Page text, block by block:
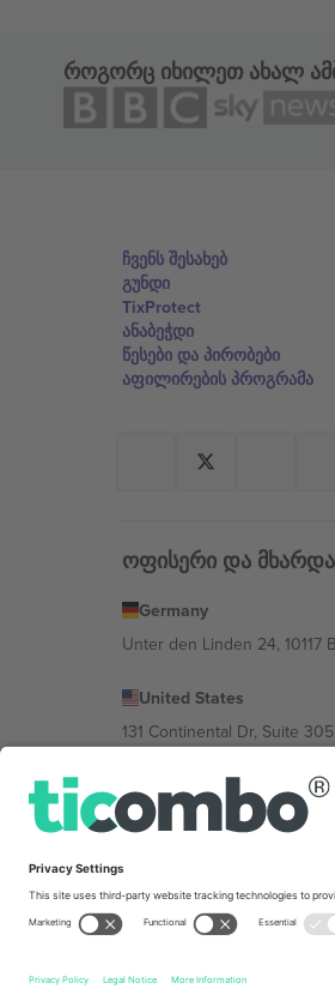
როგორც იხილეთ ახალ
ჩვენს შესახებ
გუნდი
TixProtect
ანაბეჭდი
წესები და პირობები
აფილირების პროგრამა
ოფისერი და
Germany
Unter den Linden 24, 10117
United States
131 Continental Dr, Suite
Bulgaria
Regus Sofia City West, bul
Av Chapultepec 360,
კონკრეტული პირობები.,